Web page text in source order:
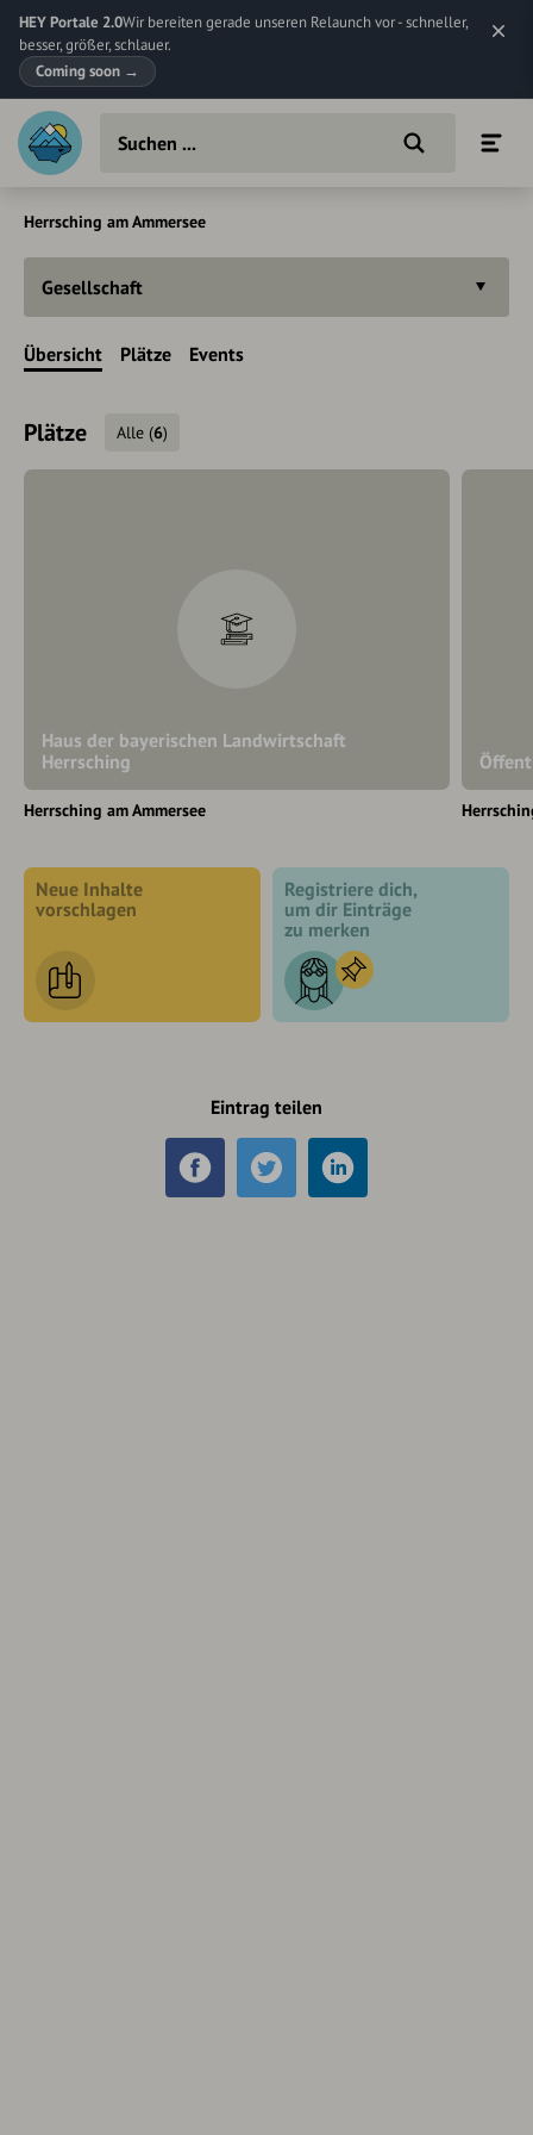
HEY Portale 2.0Wir bereiten gerade unseren Relaunch vor - schneller,
besser, größer, schlauer.
Coming soon →
Herrsching am Ammersee
Gesellschaft
Übersicht Plätze Events
Plätze Alle (6)
Haus der bayerischen Landwirtschaft
Herrsching
Herrsching am Ammersee
Neue Inhalte
vorschlagen
Registriere dich,
um dir Einträge
zu merken
Eintrag teilen